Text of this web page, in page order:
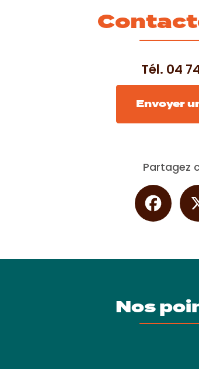
Tél. 04
Envoyer
Partagez
Nos